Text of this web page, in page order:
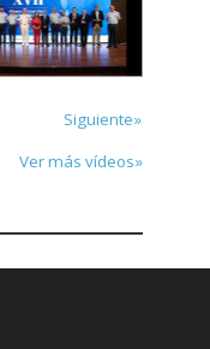
Siguiente»
Ver más vídeos»